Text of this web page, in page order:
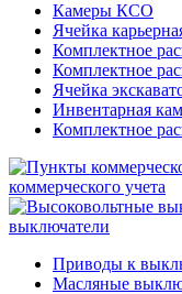
Камеры КСО
Ячейка
Комплектное
Комплектное
Ячейка
Инвентарная
Комплектное
коммерческого учета
выключатели
Приводы к
Масляные